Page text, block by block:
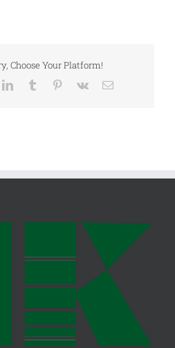
Choose Your Platform!
LinkedInTumblr Pinterest
Vk
E-